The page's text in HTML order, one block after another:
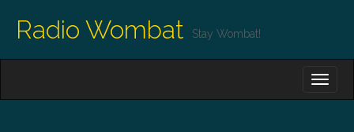
Radio Wombat Stay Wombat!